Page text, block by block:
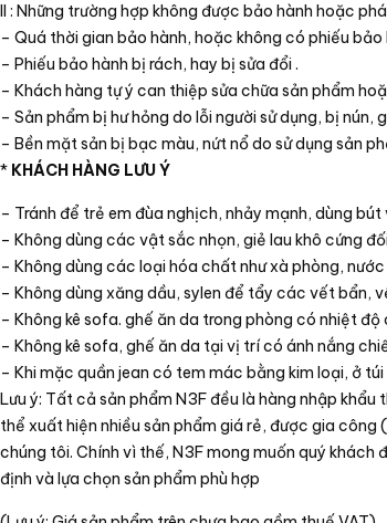
II : Những trường hợp không được bảo hành hoặc
– Quá thời gian bảo hành, hoặc không có phiếu bảo
– Phiếu bảo hành bị rách, hay bị sửa đổi .
– Khách hàng tự ý can thiệp sửa chữa sản phẩm
– Sản phẩm bị hư hỏng do lỗi người sử dụng, bị
– Bền mặt sản bị bạc màu, nứt nổ do sử dụng sản
* KHÁCH HÀNG LƯU Ý
– Tránh để trẻ em đùa nghịch, nhảy mạnh, dùng
– Không dùng các vật sắc nhọn, giẻ lau khô cứng
– Không dùng các loại hóa chất như xà phòng,
– Không dùng xăng dầu, sylen để tẩy các vết bẩn,
– Không kê sofa. ghế ăn da trong phòng có nhiệt
– Không kê sofa, ghế ăn da tại vị trí có ánh nắng
– Khi mặc quần jean có tem mác bằng kim loại, ở
Lưu ý: Tất cả sản phẩm N3F đều là hàng nhập
thể xuất hiện nhiều sản phẩm giá rẻ, được gia công
chúng tôi. Chính vì thế, N3F mong muốn quý
định và lựa chọn sản phẩm phù hợp